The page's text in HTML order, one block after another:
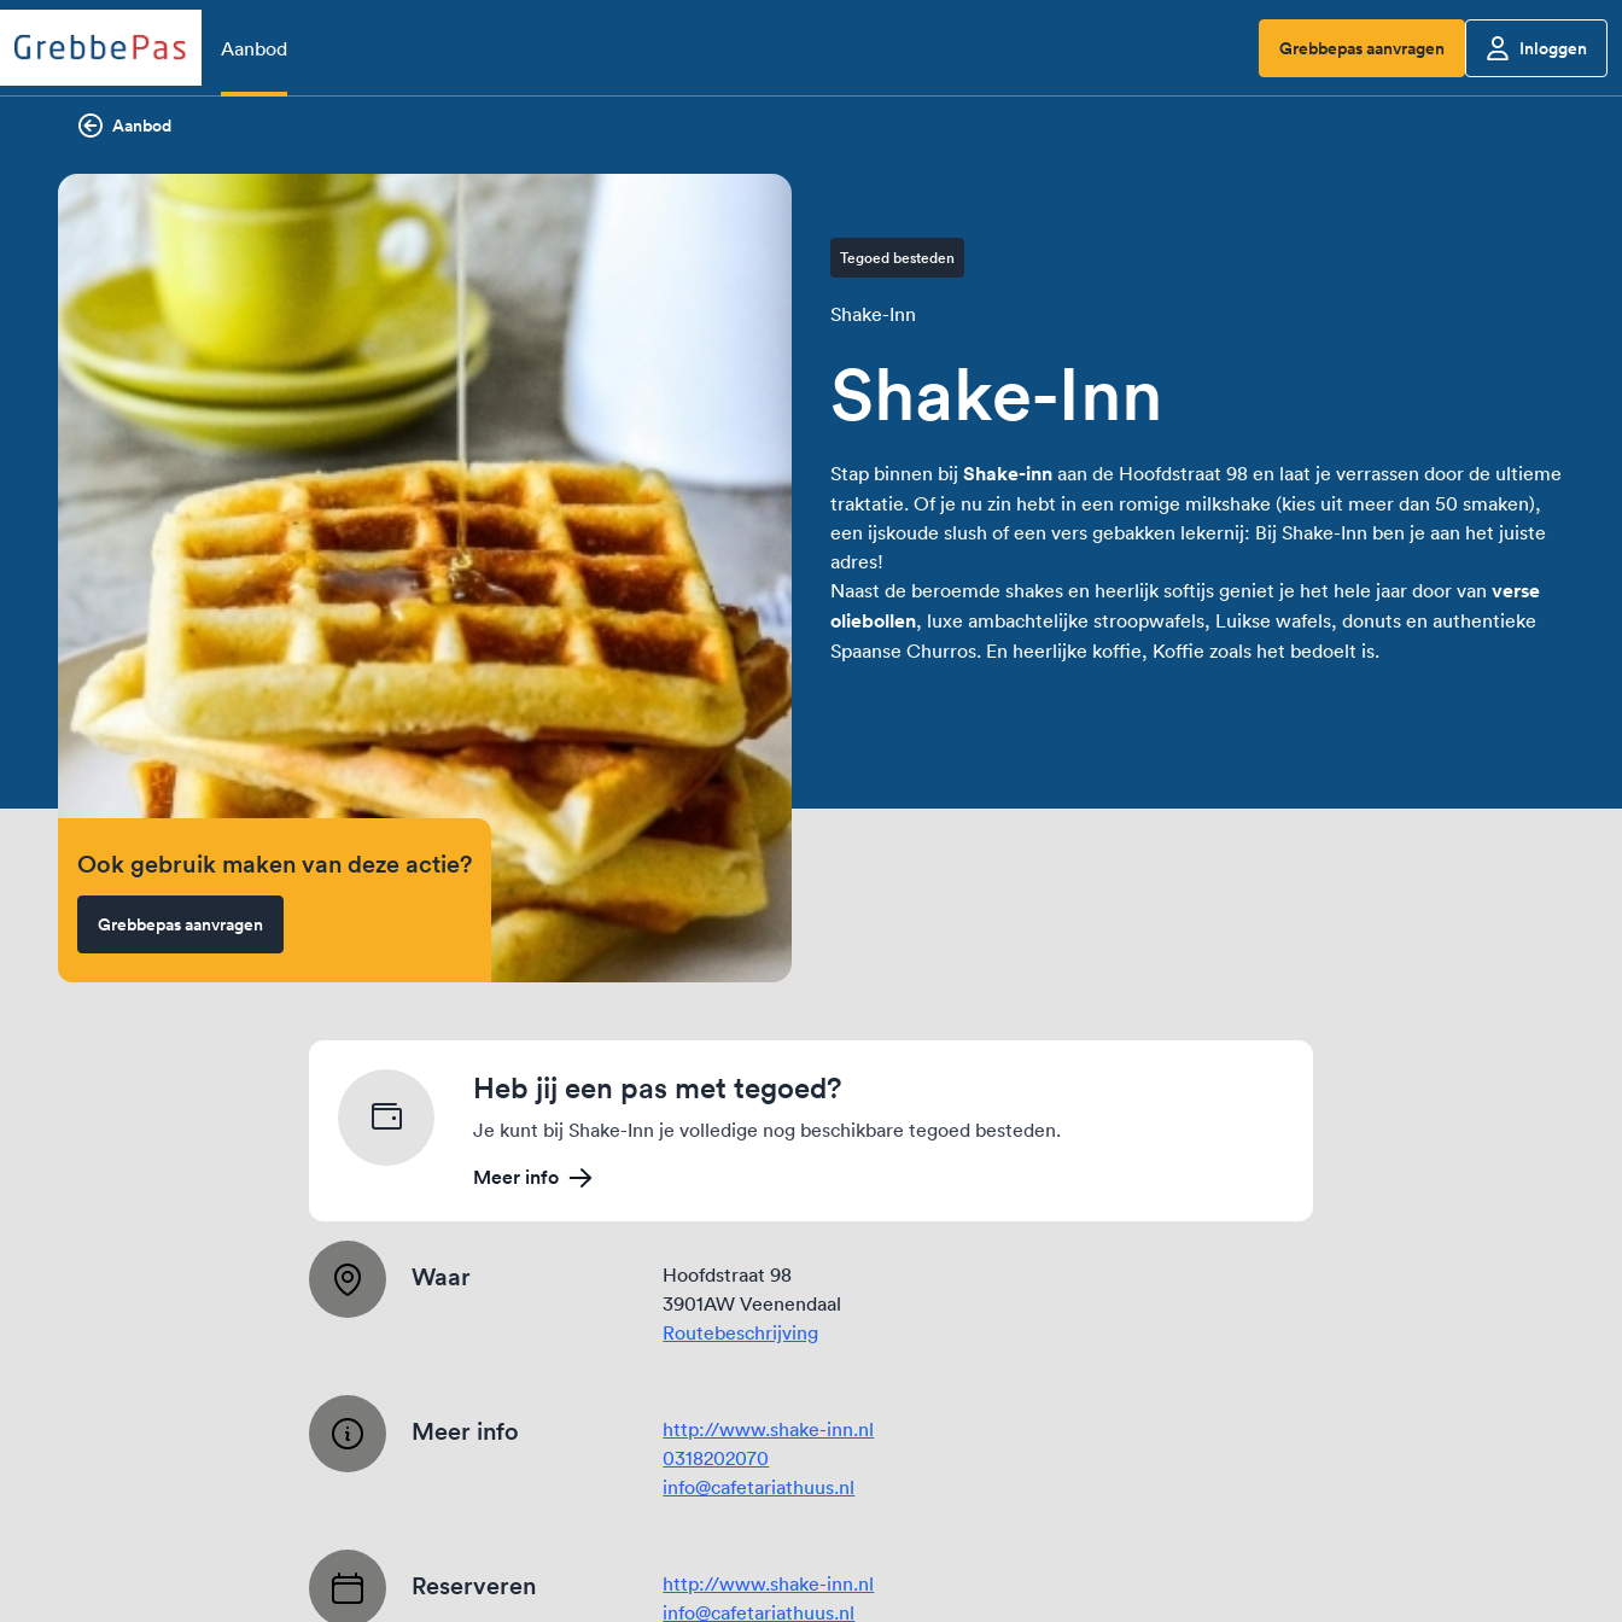
Aanbod Grebbepas aanvragen Inloggen
Aanbod
Tegoed besteden
Shake-Inn
Shake-Inn
Stap binnen bij Shake-inn aan de Hoofdstraat 98 en laat je verrassen door de ultieme
traktatie. Of je nu zin hebt in een romige milkshake (kies uit meer dan 50 smaken),
een ijskoude slush of een vers gebakken lekernij: Bij Shake-Inn ben je aan het juiste
adres!
Naast de beroemde shakes en heerlijk softijs geniet je het hele jaar door van verse
oliebollen, luxe ambachtelijke stroopwafels, Luikse wafels, donuts en authentieke
Spaanse Churros. En heerlijke koffie, Koffie zoals het bedoelt is.
Ook gebruik maken van deze actie?
Grebbepas aanvragen
Heb jij een pas met tegoed?
Je kunt bij Shake-Inn je volledige nog beschikbare tegoed besteden.
Meer info
Waar
Hoofdstraat 98
3901AW Veenendaal
Routebeschrijving
Meer info
http://www.shake-inn.nl
0318202070
info@cafetariathuus.nl
Reserveren
http://www.shake-inn.nl
info@cafetariathuus.nl